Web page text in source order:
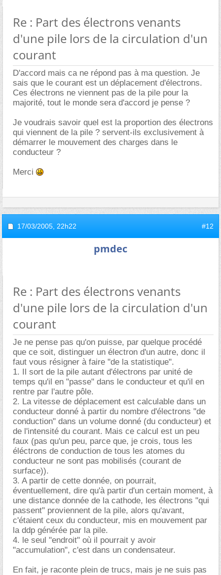
Re : Part des électrons venants
d'une pile lors de la circulation d'un
courant
D'accord mais ca ne répond pas à ma question. Je
sais que le courant est un déplacement d'électrons.
Ces électrons ne viennent pas de la pile pour la
majorité, tout le monde sera d'accord je pense ?
Je voudrais savoir quel est la proportion des électrons
qui viennent de la pile ? servent-ils exclusivement à
démarrer le mouvement des charges dans le
conducteur ?
Merci
17/03/2005, 22h22 #12
pmdec
Re : Part des électrons venants
d'une pile lors de la circulation d'un
courant
Je ne pense pas qu'on puisse, par quelque procédé
que ce soit, distinguer un électron d'un autre, donc il
faut vous résigner à faire "de la statistique".
1. Il sort de la pile autant d'électrons par unité de
temps qu'il en "passe" dans le conducteur et qu'il en
rentre par l'autre pôle.
2. La vitesse de déplacement est calculable dans un
conducteur donné à partir du nombre d'électrons "de
conduction" dans un volume donné (du conducteur) et
de l'intensité du courant. Mais ce calcul est un peu
faux (pas qu'un peu, parce que, je crois, tous les
éléctrons de conduction de tous les atomes du
conducteur ne sont pas mobilisés (courant de
surface)).
3. A partir de cette donnée, on pourrait,
éventuellement, dire qu'à partir d'un certain moment, à
une distance donnée de la cathode, les électrons "qui
passent" proviennent de la pile, alors qu'avant,
c'étaient ceux du conducteur, mis en mouvement par
la ddp générée par la pile.
4. le seul "endroit" où il pourrait y avoir
"accumulation", c'est dans un condensateur.
En fait, je raconte plein de trucs, mais je ne suis pas